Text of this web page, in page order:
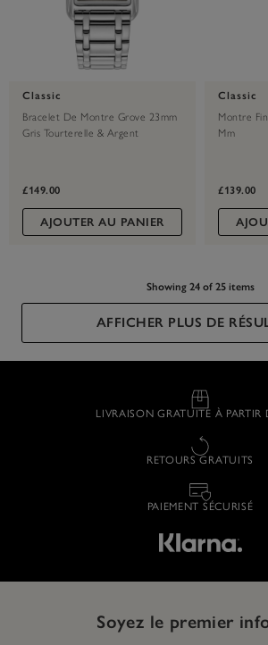
Classic
Bracelet De Montre Grove 23mm
Gris Tourterelle & Argent
£149.00
AJOUTER AU PANIER
Classic
Montre
Mm
£139.00
Showing 24 of 25 items
AFFICHER PLUS DE
LIVRAISON GRATUITE À PARTIR
RETOURS GRATUITS
PAIEMENT SÉCURISÉ
Soyez le premier